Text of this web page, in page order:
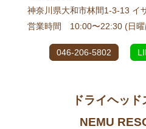
神奈川県大和市林間1-3-13 イ
営業時間 10:00〜22:30 (日曜
046-206-5802
ドライヘッ
NEMU